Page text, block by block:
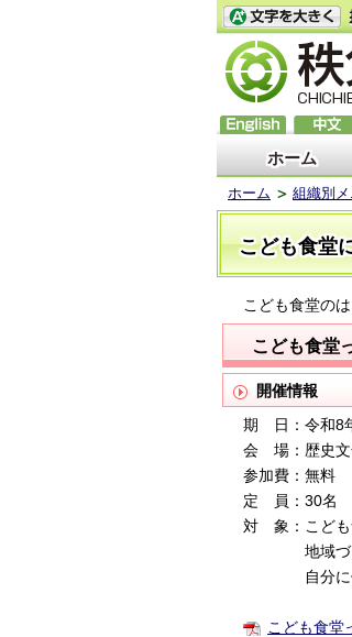
ホーム
ホーム 組織別
こども食堂
こども食堂のは
こども食堂
開催情報
期 日：令和8
会 場：歴史文
参加費：無料
定 員：30名
対 象：こども
地域づくり
自分に何か
こども食堂